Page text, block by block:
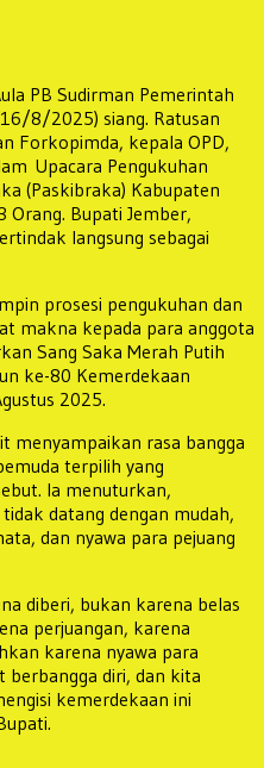
PB Sudirman Pemerintah
8/2025) siang. Ratusan
Forkopimda, kepala OPD,
Upacara Pengukuhan
(Paskibraka) Kabupaten
Orang. Bupati Jember,
langsung sebagai
prosesi pengukuhan dan
makna kepada para anggota
Sang Saka Merah Putih
ke-80 Kemerdekaan
2025.
menyampaikan rasa bangga
terpilih yang
Ia menuturkan,
datang dengan mudah,
dan nyawa para pejuang
diberi, bukan karena belas
perjuangan, karena
karena nyawa para
berbangga diri, dan kita
kemerdekaan ini